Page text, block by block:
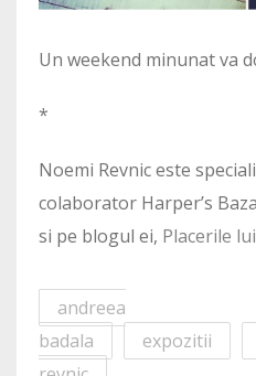
Un weekend minunat va
*
Noemi Revnic este
colaborator Harper’s
si pe blogul ei, Placerile
andreea
badala
expozitii